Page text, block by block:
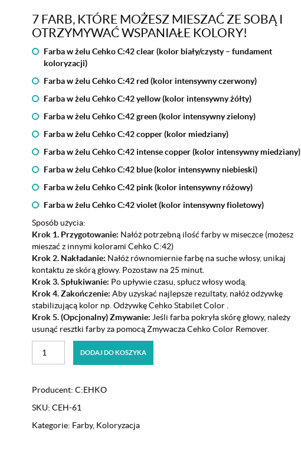
7 FARB, KTÓRE MOŻESZ MIESZAĆ ZE SOBĄ I
OTRZYMYWAĆ WSPANIAŁE KOLORY!
Farba w żelu Cehko C:42 clear (kolor biały/czysty – fundament
koloryzacji)
Farba w żelu Cehko C:42 red (kolor intensywny czerwony)
Farba w żelu Cehko C:42 yellow (kolor intensywny żółty)
Farba w żelu Cehko C:42 green (kolor intensywny zielony)
Farba w żelu Cehko C:42 copper (kolor miedziany)
Farba w żelu Cehko C:42 intense copper (kolor intensywny miedziany)
Farba w żelu Cehko C:42 blue (kolor intensywny niebieski)
Farba w żelu Cehko C:42 pink (kolor intensywny różowy)
Farba w żelu Cehko C:42 violet (kolor intensywny fioletowy)
Sposób użycia:
Krok 1. Przygotowanie: Nałóż potrzebną ilość farby w miseczce (możesz
mieszać z innymi kolorami Cehko C:42)
Krok 2. Nakładanie: Nałóż równomiernie farbę na suche włosy, unikaj
kontaktu ze skórą głowy. Pozostaw na 25 minut.
Krok 3. Spłukiwanie: Po upływie czasu, spłucz włosy wodą.
Krok 4. Zakończenie: Aby uzyskać najlepsze rezultaty, nałóż odżywkę
stabilizującą kolor np. Odżywkę Cehko Stabilet Color .
Krok 5. (Opcjonalny) Zmywanie: Jeśli farba pokryła skórę głowy, należy
usunąć resztki farby za pomocąZmywacza Cehko Color Remover.
żelu
C:42
intensywne
DODAJ DO KOSZYKA
Producent: C:EHKO
SKU: CEH-61
Kategorie: Farby, Koloryzacja